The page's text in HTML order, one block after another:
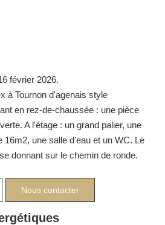
février 2026.
à Tournon d'agenais style
en rez-de-chaussée : une pièce
A l'étage : un grand palier, une
16m2, une salle d'eau et un WC. Le
donnant sur le chemin de ronde.
Nous contacter